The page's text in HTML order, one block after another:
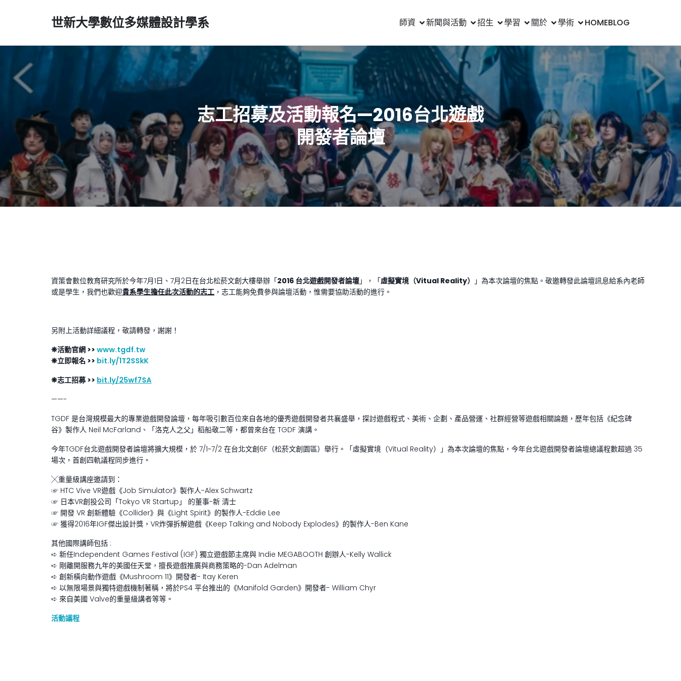
世新大學數位多媒體設計學系 師資 新聞與活動 招生 學習 關於 學術 HOMEBLOG
志工招募及活動報名—2016台北遊戲
開發者論壇
資策會數位教育研究所於今年7月1日、7月2日在台北松菸文創大樓舉辦「2016 台北遊戲開發者論壇」，「虛擬實境（Vitual Reality） 」為本次論壇的焦點。敬邀轉發此論壇訊息給系內老師
或是學生，我們也歡迎貴系學生擔任此次活動的志工 ，志工能夠免費參與論壇活動，惟需要協助活動的進行。
另附上活動詳細議程，敬請轉發，謝謝！
❋活動官網 >> www.tgdf.tw
❋立即報名 >> bit.ly/1T2SSkK
❋志工招募 >> bit.ly/25wf7SA
——-
TGDF 是台灣規模最大的專業遊戲開發論壇，每年吸引數百位來自各地的優秀遊戲開發者共襄盛舉，探討遊戲程式、美術、企劃、產品營運、社群經營等遊戲相關論題，歷年包括《紀念碑
谷》製作人 Neil McFarland、「洛克人之父」稻船敬二等，都曾來台在 TGDF 演講。
今年TGDF台北遊戲開發者論壇將擴大規模，於 7/1~7/2 在台北文創6F（松菸文創園區）舉行。「虛擬實境（Vitual Reality）」為本次論壇的焦點，今年台北遊戲開發者論壇總議程數超過 35
場次，首創四軌議程同步進行。
╳重量級講座邀請到：
☞ HTC Vive VR遊戲《Job Simulator》製作人-Alex Schwartz
☞ 日本VR創投公司「Tokyo VR Startup」 的董事-新 清士
☞ 開發 VR 創新體驗《Collider》與《Light Spirit》的製作人-Eddie Lee
☞ 獲得2016年IGF傑出設計獎，VR炸彈拆解遊戲《Keep Talking and Nobody Explodes》的製作人-Ben Kane
其他國際講師包括 :
➪ 新任Independent Games Festival (IGF) 獨立遊戲節主席與 Indie MEGABOOTH 創辦人-Kelly Wallick
➪ 剛離開服務九年的美國任天堂，擅長遊戲推廣與商務策略的-Dan Adelman
➪ 創新橫向動作遊戲《Mushroom 11》開發者- Itay Keren
➪ 以無限場景與獨特遊戲機制著稱，將於PS4 平台推出的《Manifold Garden》開發者- William Chyr
➪ 來自美國 Valve的重量級講者等等。
活動議程